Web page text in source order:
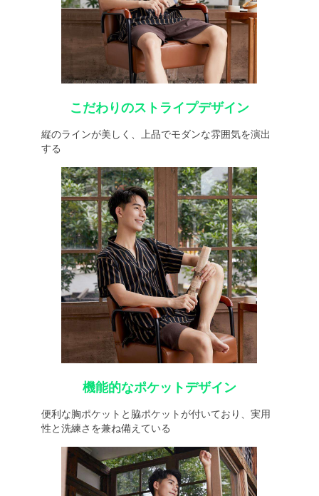
こだわりのストライプデザイン
縦のラインが美しく、上品でモダンな雰囲気を演出
する
機能的なポケットデザイン
便利な胸ポケットと脇ポケットが付いており、実用
性と洗練さを兼ね備えている